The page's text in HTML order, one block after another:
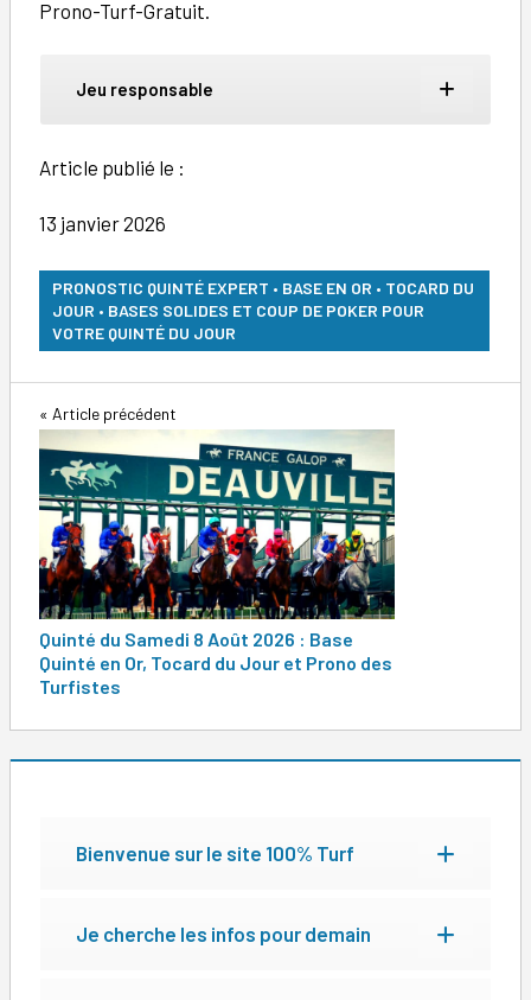
Prono-Turf-Gratuit.
Jeu responsable
Article publié le :
13 janvier 2026
PRONOSTIC QUINTÉ EXPERT • BASE EN OR • TOCARD DU
JOUR • BASES SOLIDES ET COUP DE POKER POUR
VOTRE QUINTÉ DU JOUR
Navigation
de
l’article
Article précédent
Quinté du Samedi 8 Août 2026 : Base
Quinté en Or, Tocard du Jour et Prono des
Turfistes
Bienvenue sur le site 100% Turf
Je cherche les infos pour demain